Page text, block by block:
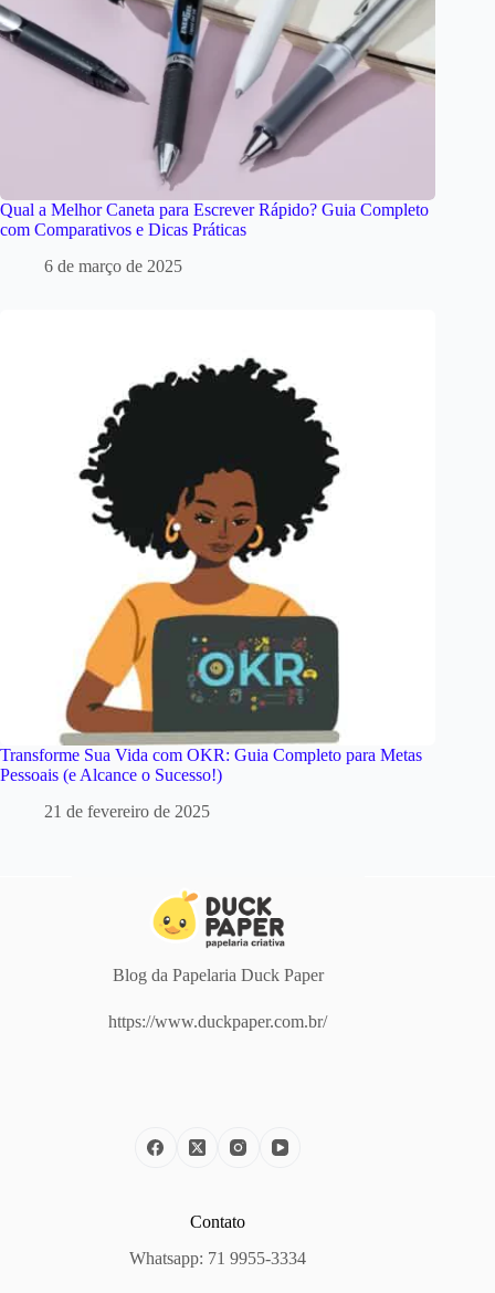
Qual a Melhor Caneta para Escrever Rápido? Guia Completo
com Comparativos e Dicas Práticas
6 de março de 2025
Transforme Sua Vida com OKR: Guia Completo para Metas
Pessoais (e Alcance o Sucesso!)
21 de fevereiro de 2025
Blog da Papelaria Duck Paper
https://www.duckpaper.com.br/
Contato
Whatsapp: 71 9955-3334